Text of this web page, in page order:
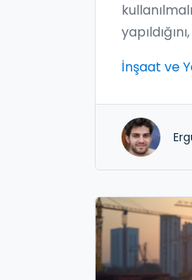
İnşaat ve